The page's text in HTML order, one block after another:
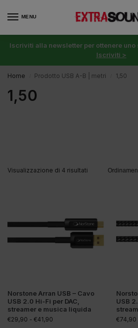
MENU
Iscriviti alla newsletter per ottenere uno
Iscriviti >
Home Prodotto USB A-B | metri 1,50
1,50
Visualizzazione di 4 risultati
Norstone Arran USB – Cavo
USB 2.0 Hi-Fi per DAC,
streamer e musica liquida
€29,90 - €41,90
USB
€74,90